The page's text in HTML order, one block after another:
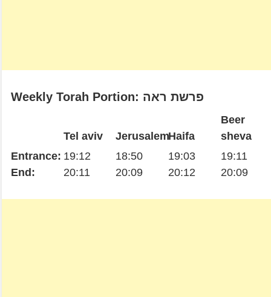
Weekly Torah Portion: פרשת ראה
Entrance:
End:
Tel aviv
19:12
20:11
Jerusalem
18:50
20:09
Haifa
19:03
20:12
Beer
sheva
19:11
20:09